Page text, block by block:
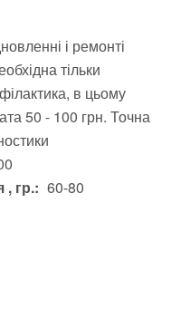
і ремонті
тільки
в цьому
50 - 100 грн. Точна
, гр.: 60-80